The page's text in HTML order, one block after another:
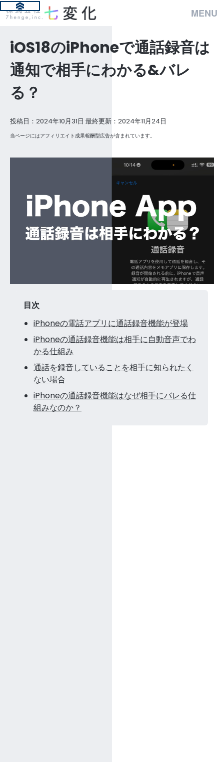
MENU
iOS18のiPhoneで通話録音は
通知で相手にわかる&バレ
る？
投稿日：2024年10月31日 最終更新：2024年11月24日
当ページにはアフィリエイト成果報酬型広告が含まれています。
目次
iPhoneの電話アプリに通話録音機能が登場
iPhoneの通話録音機能は相手に自動音声でわ
かる仕組み
通話を録音していることを相手に知られたく
ない場合
iPhoneの通話録音機能はなぜ相手にバレる仕
組みなのか？